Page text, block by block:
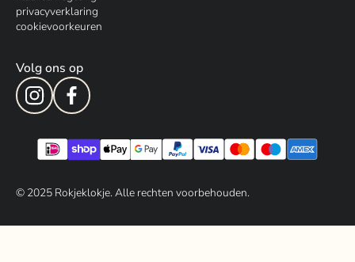
privacyverklaring
cookievoorkeuren
Volg ons op
© 2025Rokjeklokje. Alle rechten voorbehouden.